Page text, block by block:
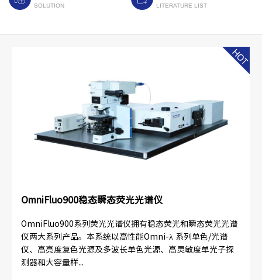
SOLUTION LITERATURE LIST
OmniFluo900稳态瞬态荧光光谱仪
OmniFluo900系列荧光光谱仪拥有稳态荧光和瞬态荧光光谱
仪两大系列产品。本系统以高性能Omni-λ 系列单色/光谱
仪、高亮度复色光源及多波长单色光源、高灵敏度单光子探
测器和大容量样...